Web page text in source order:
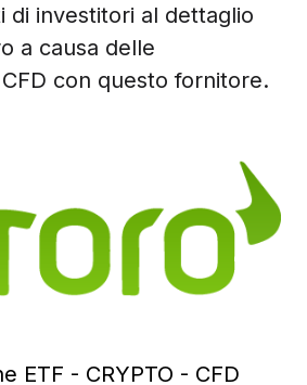
di investitori al dettaglio
a causa delle
con questo fornitore.
ETF - CRYPTO - CFD